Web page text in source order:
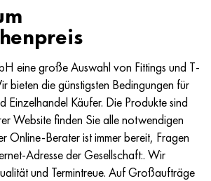
eine große Auswahl von Fittings und T-
bieten die günstigsten Bedingungen für
Einzelhandel Käufer. Die Produkte sind
Website finden Sie alle notwendigen
Online-Berater ist immer bereit, Fragen
Adresse der Gesellschaft:. Wir
und Termintreue. Auf Großaufträge